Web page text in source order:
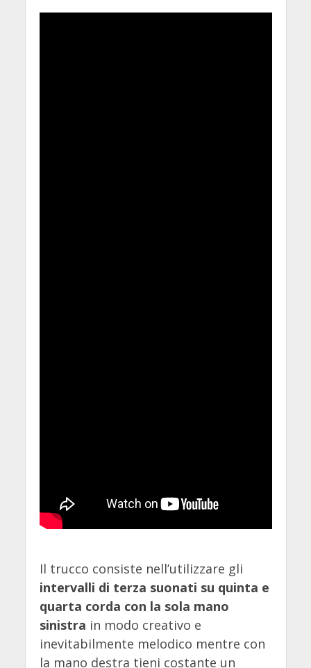
Il trucco consiste nell’utilizzare gli
intervalli di terza suonati su quinta e
quarta corda con la sola mano
sinistra in modo creativo e
inevitabilmente melodico mentre con
la mano destra tieni costante un